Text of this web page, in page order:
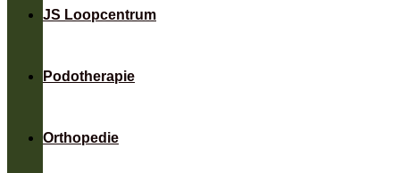
JS Loopcentrum
Podotherapie
Orthopedie